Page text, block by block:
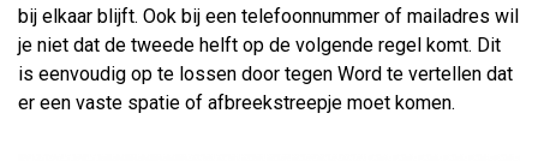
bij elkaar blijft. Ook bij een telefoonnummer of mailadres wil
je niet dat de tweede helft op de volgende regel komt. Dit
is eenvoudig op te lossen door tegen Word te vertellen dat
er een vaste spatie of afbreekstreepje moet komen.